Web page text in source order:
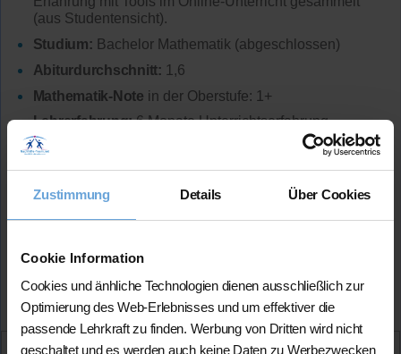
Zustimmung Details Über Cookies
Cookie Information
Cookies und änhliche Technologien dienen ausschließlich zur
Optimierung des Web-Erlebnisses und um effektiver die
passende Lehrkraft zu finden. Werbung von Dritten wird nicht
geschaltet und es werden auch keine Daten zu Werbezwecken
(aus Studentensicht).
Studium: Bachelor Mathematik (abgeschlossen)
Abiturdurchschnitt: 1,6
Mathematik-Note in der Oberstufe: 1+
Lehrerfahrung:6 Monate Unterrichtserfahrung
Hat
über Nachhilfe-Team.net
★★★★★(5.0 / 5)